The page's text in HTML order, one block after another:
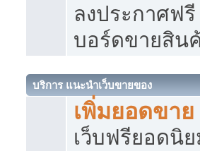
ลงประกาศฟรี
บอร์ดขายสิน
บริการ แนะนำเว็บขายของ
เพิ่มยอดขา
เว็บฟรียอดนิ